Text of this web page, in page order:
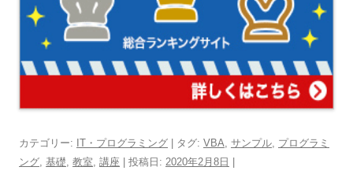
カテゴリー: IT・プログラミング | タグ: VBA, サンプル, プログラミ
ング, 基礎, 教室, 講座 | 投稿日: 2020年2月8日